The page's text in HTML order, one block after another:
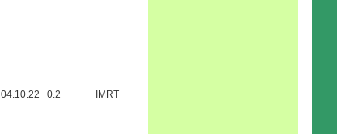
04.10.22 0.2 IMRT